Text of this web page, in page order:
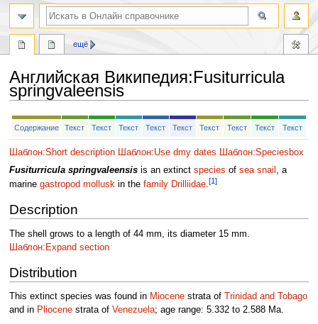
Английская Википедия:Fusiturricula
springvaleensis
Перейти
Перейти
Содержание Текст Текст Текст Текст Текст Текст Текст Текст Текст
Шаблон:Short description Шаблон:Use dmy dates
Шаблон:Speciesbox
Fusiturricula springvaleensisis an extinct species of sea snail , a
marine gastropod molluskin the family Drilliidae.[1]
Description
The shell grows to a length of 44 mm, its diameter 15 mm.
Шаблон:Expand section
Distribution
This extinct species was found in Miocenestrata of
Trinidad and Tobago
and in Pliocenestrata of Venezuela; age range: 5.332 to 2.588 Ma.
ещё